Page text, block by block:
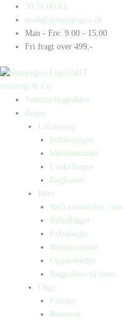
indholdet
30 71 00 03
mail@straarupogco.dk
Man - Fre: 9.00 - 15.00
Fri fragt over 499,-
Straarup & Co
Sommerbogpakker
Bøger
Letlæsning
Indskolingen
Mellemtrinnet
Udskolingen
Bogkasser
Børn
Små mennesker,
Billedbøger
Faktabøger
Børneromaner
Opgavebøger
Bogpakker til børn
Unge
Fantasy
Romaner
Products
search
Products
search